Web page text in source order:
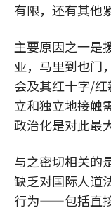
有限，还有其他
主要原因之一是
亚，马里到也
会及其红十字/
立和独立地接触
政治化是对此最
与之密切相关的
缺乏对国际人道
行为——包括直